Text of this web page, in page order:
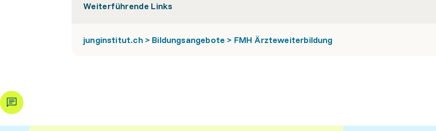
Weiterführende Links
junginstitut.ch > Bildungsangebote > FMH Ärzteweiterbildung